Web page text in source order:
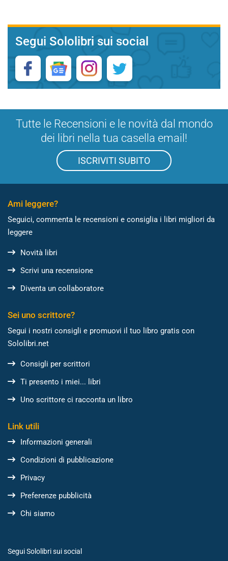
Segui Sololibri sui social
Tutte le Recensioni e le novità dal mondo
dei libri nella tua casella email!
ISCRIVITI SUBITO
Ami leggere?
Seguici, commenta le recensioni e consiglia i libri migliori da
leggere
Novità libri
Scrivi una recensione
Diventa un collaboratore
Sei uno scrittore?
Segui i nostri consigli e promuovi il tuo libro gratis con
Sololibri.net
Consigli per scrittori
Ti presento i miei... libri
Uno scrittore ci racconta un libro
Link utili
Informazioni generali
Condizioni di pubblicazione
Privacy
Preferenze pubblicità
Chi siamo
Segui Sololibri sui social